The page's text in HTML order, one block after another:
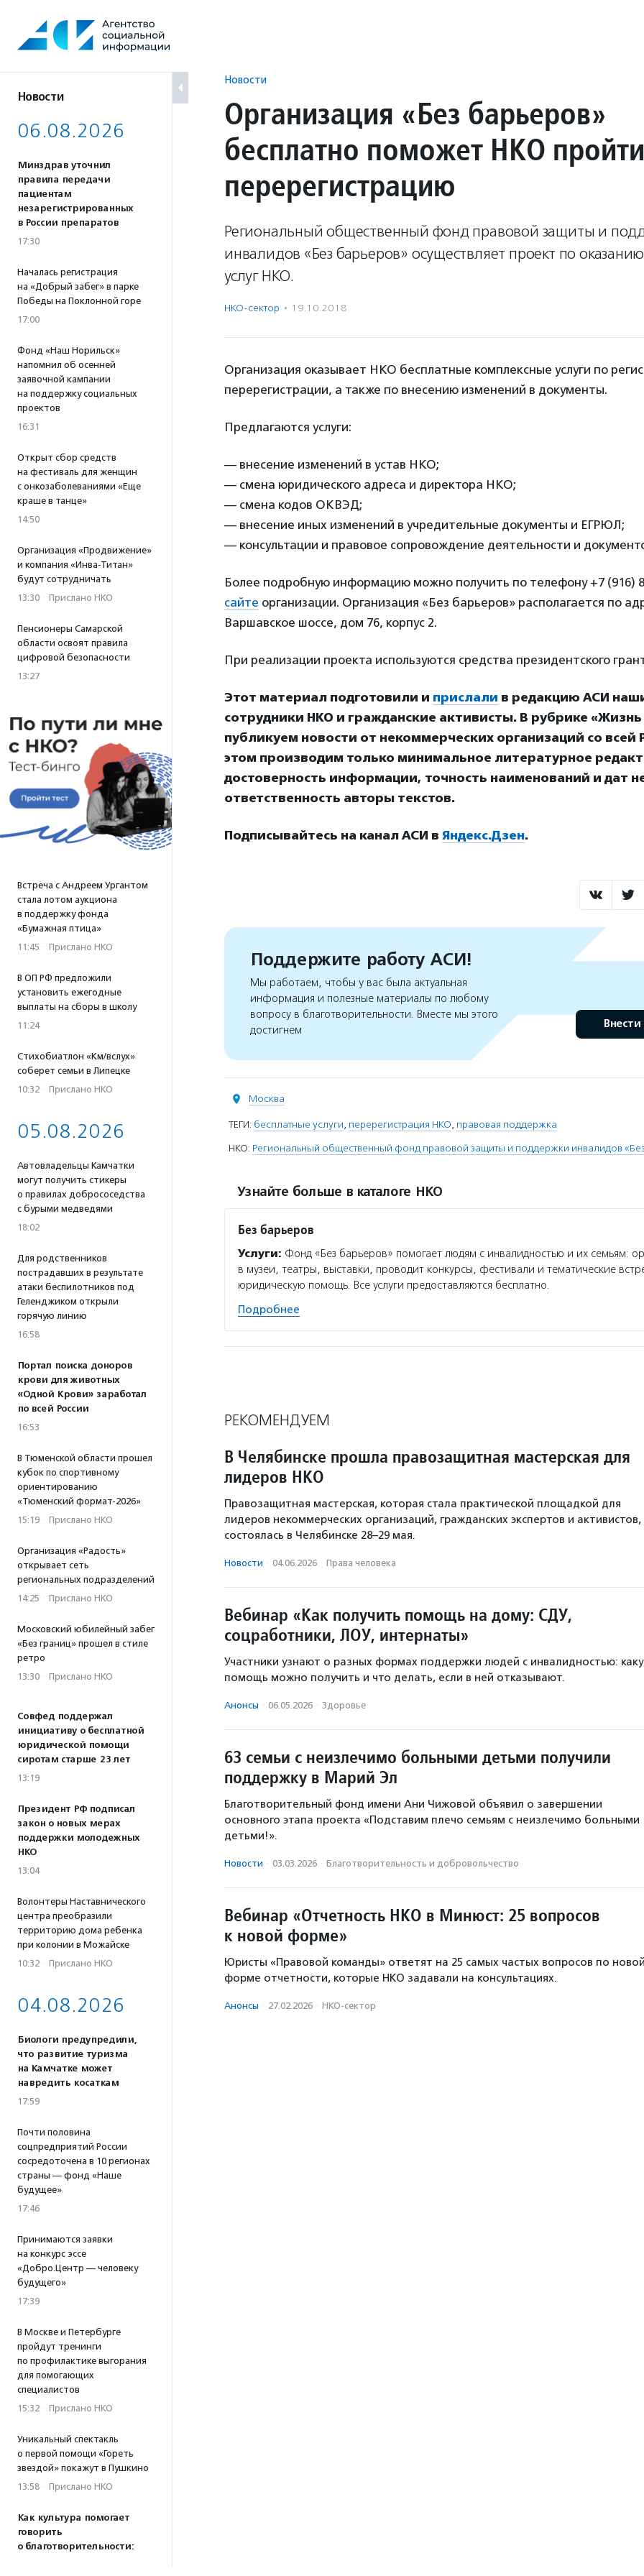
содержанию
Новости
06.08.2026
Минздрав уточнил
правила передачи
пациентам
незарегистрированных
в России препаратов
17:30
Началась регистрация
на «Добрый забег» в парке
Победы на Поклонной горе
17:00
Фонд «Наш Норильск»
напомнил об осенней
заявочной кампании
на поддержку социальных
проектов
16:31
Открыт сбор средств
на фестиваль для женщин
с онкозаболеваниями «Еще
краше в танце»
14:50
Организация «Продвижение»
и компания «Инва-Титан»
будут сотрудничать
13:30 · Прислано НКО
Пенсионеры Самарской
области освоят правила
цифровой безопасности
13:27
Встреча с Андреем Ургантом
стала лотом аукциона
в поддержку фонда
«Бумажная птица»
11:45 · Прислано НКО
В ОП РФ предложили
установить ежегодные
выплаты на сборы в школу
11:24
Стихобиатлон «Км/вслух»
соберет семьи в Липецке
10:32 · Прислано НКО
05.08.2026
Автовладельцы Камчатки
могут получить стикеры
о правилах добрососедства
с бурыми медведями
18:02
Для родственников
пострадавших в результате
атаки беспилотников под
Геленджиком открыли
горячую линию
16:58
Портал поиска доноров
крови для животных
«Одной Крови» заработал
по всей России
16:53
В Тюменской области прошел
кубок по спортивному
ориентированию
«Тюменский формат-2026»
15:19 · Прислано НКО
Организация «Радость»
открывает сеть
региональных подразделений
14:25 · Прислано НКО
Московский юбилейный забег
«Без границ» прошел в стиле
ретро
13:30 · Прислано НКО
Совфед поддержал
инициативу о бесплатной
юридической помощи
сиротам старше 23 лет
13:19
Президент РФ подписал
закон о новых мерах
поддержки молодежных
НКО
13:04
Волонтеры Наставнического
центра преобразили
территорию дома ребенка
при колонии в Можайске
10:32 · Прислано НКО
04.08.2026
Биологи предупредили,
что развитие туризма
на Камчатке может
навредить косаткам
17:59
Почти половина
соцпредприятий России
сосредоточена в 10 регионах
страны — фонд «Наше
будущее»
17:46
Принимаются заявки
на конкурс эссе
«Добро.Центр — человеку
будущего»
17:39
В Москве и Петербурге
пройдут тренинги
по профилактике выгорания
для помогающих
специалистов
15:32 · Прислано НКО
Уникальный спектакль
о первой помощи «Гореть
звездой» покажут в Пушкино
13:58 · Прислано НКО
Как культура помогает
говорить
о благотворительности:
Новости
Организация «Без барьеров»
бесплатно поможет НКО пройти
перерегистрацию
Региональный общественный фонд правовой защиты и
инвалидов «Без барьеров» осуществляет проект по
услуг НКО.
НКО-сектор · 19.10.2018
Организация оказывает НКО бесплатные комплексные услуги по
перерегистрации, а также по внесению изменений в документы.
Предлагаются услуги:
— внесение изменений в устав НКО;
— смена юридического адреса и директора НКО;
— смена кодов ОКВЭД;
— внесение иных изменений в учредительные документы и ЕГРЮЛ;
— консультации и правовое сопровождение деятельности и
Более подробную информацию можно получить по телефону +7 (916)
сайте организации. Организация «Без барьеров» располагается по
Варшавское шоссе, дом 76, корпус 2.
При реализации проекта используются средства президентского
Этот материал подготовили и прислали в редакцию АСИ
сотрудники НКО и гражданские активисты. В рубрике
публикуем новости от некоммерческих организаций со всей
этом производим только минимальное литературное
достоверность информации, точность наименований и дат
ответственность авторы текстов.
Подписывайтесь на канал АСИ в Яндекс.Дзен.
Поддержите работу АСИ!
Мы работаем, чтобы у вас была актуальная
информация и полезные материалы по любому
вопросу в благотворительности. Вместе мы этого
достигнем
Внести
Москва
ТЕГИ: бесплатные услуги, перерегистрация НКО, правовая поддержка
НКО: Региональный общественный фонд правовой защиты и поддержки инвалидов
Узнайте больше в каталоге НКО
Без барьеров
Услуги: Фонд «Без барьеров» помогает людям с инвалидностью и их семьям:
в музеи, театры, выставки, проводит конкурсы, фестивали и тематические
юридическую помощь. Все услуги предоставляются бесплатно.
Подробнее
РЕКОМЕНДУЕМ
В Челябинске прошла правозащитная мастерская для
лидеров НКО
Правозащитная мастерская, которая стала практической площадкой для
лидеров некоммерческих организаций, гражданских экспертов и активистов,
состоялась в Челябинске 28–29 мая.
Новости · 04.06.2026 · Права человека
Вебинар «Как получить помощь на дому: СДУ,
соцработники, ЛОУ, интернаты»
Участники узнают о разных формах поддержки людей с инвалидностью:
помощь можно получить и что делать, если в ней отказывают.
Анонсы · 06.05.2026 · Здоровье
63 семьи с неизлечимо больными детьми получили
поддержку в Марий Эл
Благотворительный фонд имени Ани Чижовой объявил о завершении
основного этапа проекта «Подставим плечо семьям с неизлечимо больными
детьми!».
Новости · 03.03.2026 · Благотвори­тель­ность и доброволь­чест­во
Вебинар «Отчетность НКО в Минюст: 25 вопросов
к новой форме»
Юристы «Правовой команды» ответят на 25 самых частых вопросов по
форме отчетности, которые НКО задавали на консультациях.
Анонсы · 27.02.2026 · НКО-сектор